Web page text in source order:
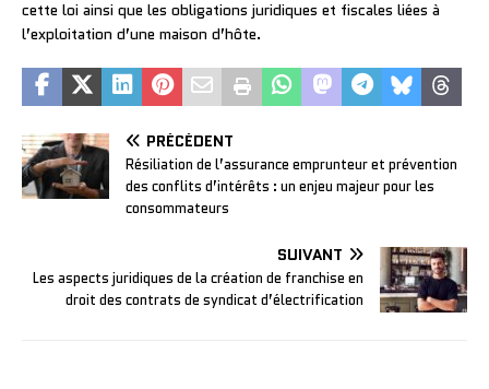
cette loi ainsi que les obligations juridiques et fiscales liées à
l’exploitation d’une maison d’hôte.
PRÉCÉDENT
Résiliation de l’assurance emprunteur et prévention
des conflits d’intérêts : un enjeu majeur pour les
consommateurs
SUIVANT
Les aspects juridiques de la création de franchise en
droit des contrats de syndicat d’électrification